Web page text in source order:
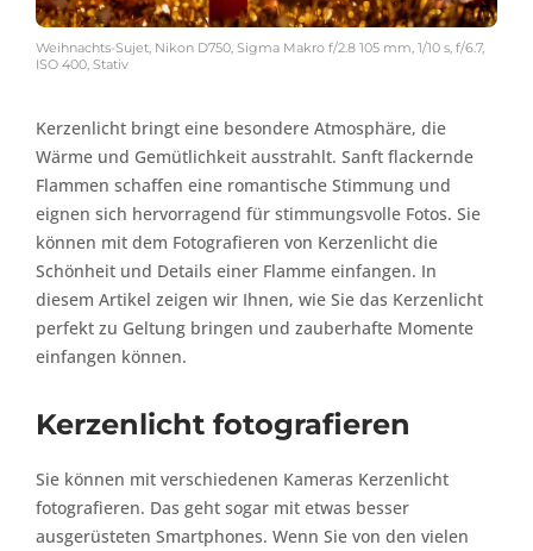
Weihnachts-Sujet, Nikon D750, Sigma Makro f/2.8 105 mm, 1/10 s, f/6.7,
ISO 400, Stativ
Kerzenlicht bringt eine besondere Atmosphäre, die
Wärme und Gemütlichkeit ausstrahlt. Sanft flackernde
Flammen schaffen eine romantische Stimmung und
eignen sich hervorragend für stimmungsvolle Fotos. Sie
können mit dem Fotografieren von Kerzenlicht die
Schönheit und Details einer Flamme einfangen. In
diesem Artikel zeigen wir Ihnen, wie Sie das Kerzenlicht
perfekt zu Geltung bringen und zauberhafte Momente
einfangen können.
Kerzenlicht fotografieren
Sie können mit verschiedenen Kameras Kerzenlicht
fotografieren. Das geht sogar mit etwas besser
ausgerüsteten Smartphones. Wenn Sie von den vielen